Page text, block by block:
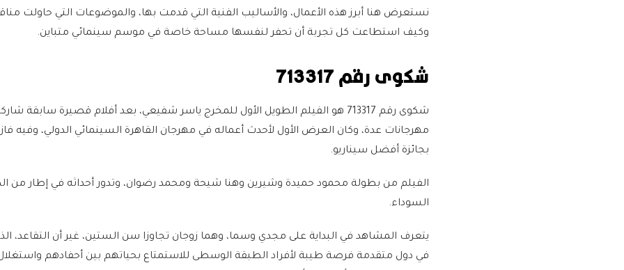
نستعرض هنا أبرز هذه الأعمال، والأساليب الفنية التي قدمت بها، والموضوعات التي حاولت
وكيف استطاعت كل تجربة أن تحفر لنفسها مساحة خاصة في موسم سينمائي متباين.
شكوى رقم 713317
شكوى رقم 713317 هو الفيلم الطويل الأول للمخرج ياسر شفيعي، بعد أفلام قصيرة سابقة
مهرجانات عدة، وكان العرض الأول لأحدث أعماله في مهرجان القاهرة السينمائي الدولي، وفيه
بجائزة أفضل سيناريو.
الفيلم من بطولة محمود حميدة وشيرين وهنا شيحة ومحمد رضوان، وتدور أحداثه في إطار من
السوداء.
يتعرف المشاهد في البداية على مجدي وسما، وهما زوجان تجاوزا سن الستين، غير أن التقاعد،
في دول متقدمة فرصة طيبة لأفراد الطبقة الوسطى للاستمتاع بحياتهم بين أحفادهم